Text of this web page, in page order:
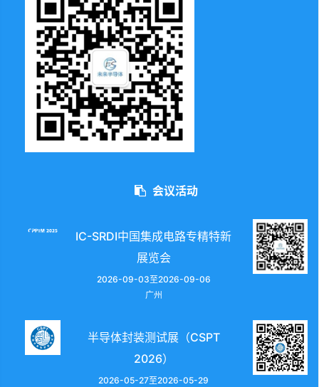
会议活动
IC-SRDI中国集成电路专精特新
展览会
2026-09-03至2026-09-06
广州
半导体封装测试展（CSPT
2026）
2026-05-27至2026-05-29